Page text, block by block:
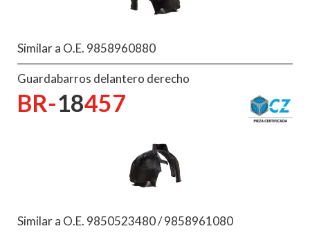
Similar a O.E. 9858960880
Guardabarros delantero derecho
BR-18457
Similar a O.E. 9850523480 / 9858961080